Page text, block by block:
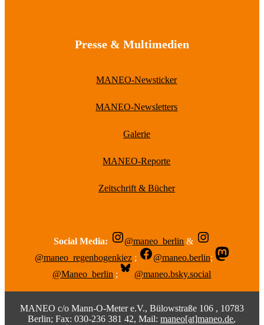
Presse & Multimedien
MANEO-Newsticker
MANEO-Newsletters
Galerie
MANEO-Reporte
Zeitschrift & Bücher
Social Media: @maneo_berlin &
@maneo_regenbogenkiez ; @maneo.berlin;
@Maneo_berlin ; @maneo.bsky.social
MANEO c/o Mann-O-Meter e.V., Bülowstraße 106 , 10783
Berlin; Fax: 030-236 381 42, Mail:maneo[at]maneo.de,